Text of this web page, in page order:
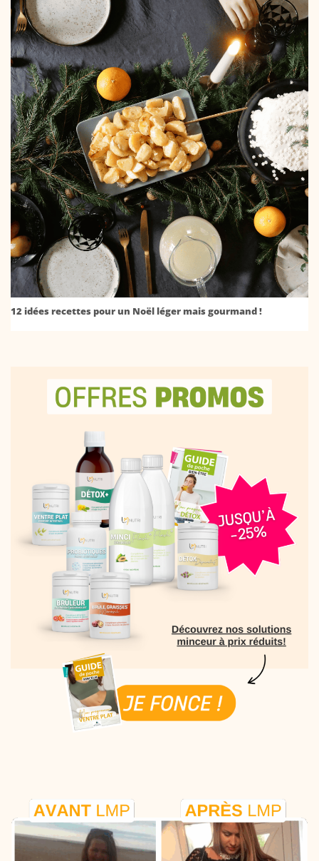
12 idées recettes pour un Noël léger mais gourmand !